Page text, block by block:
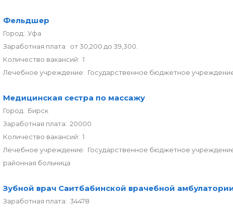
Фельдшер
Город: Уфа
Заработная плата: от 30,200 до 39,300.
Количество вакансий: 1
Лечебное учреждение: Государственное бюджетное
Медицинская сестра по массажу
Город: Бирск
Заработная плата: 20000
Количество вакансий: 1
Лечебное учреждение: Государственное бюджетное
районная больница
Зубной врач Саитбабинской врачебной
Заработная плата: 34478